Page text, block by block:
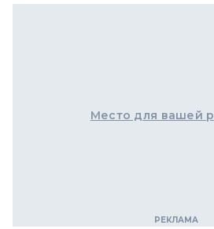
Место для вашей